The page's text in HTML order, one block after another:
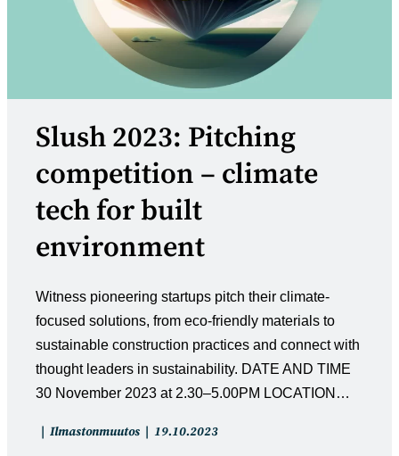
Slush 2023: Pitching
competition – climate
tech for built
environment
Witness pioneering startups pitch their climate-
focused solutions, from eco-friendly materials to
sustainable construction practices and connect with
thought leaders in sustainability. DATE AND TIME
30 November 2023 at 2.30–5.00PM LOCATION…
Artikkelin
Ilmastonmuutos
Artikkeli
19.10.2023